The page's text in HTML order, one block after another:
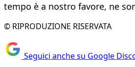
tempo è a nostro favore, ne
© RIPRODUZIONE RISERVATA
Seguici anche su Google